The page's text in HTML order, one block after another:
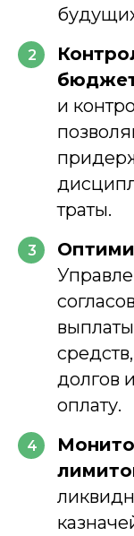
2
и
траты.
3
долгов
оплату.
4